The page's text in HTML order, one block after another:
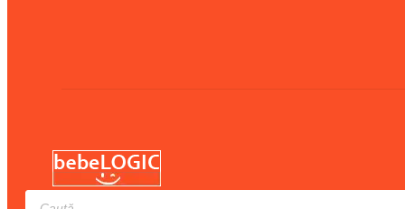
Products